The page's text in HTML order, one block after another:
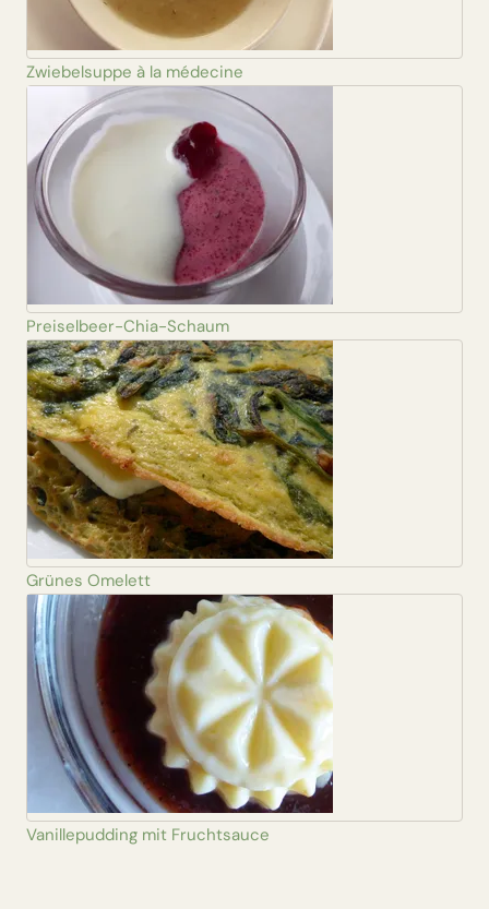
Zwiebelsuppe à la médecine
Preiselbeer-Chia-Schaum
Grünes Omelett
Vanillepudding mit Fruchtsauce